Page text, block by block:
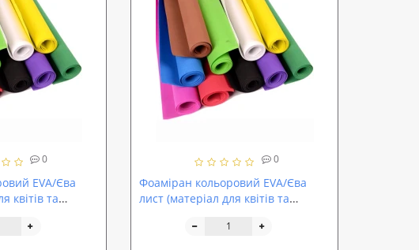
0
EVA/Єва
квітів та
0070)
0
Фоаміран кольоровий EVA/Єва
лист (матеріал для квітів та
SoundProOFF (sp-0071)